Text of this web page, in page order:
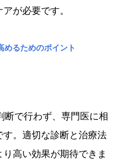
が必要です。
めるためのポイント
断で行わず、専門医に相
。適切な診断と治療法
高い効果が期待できま